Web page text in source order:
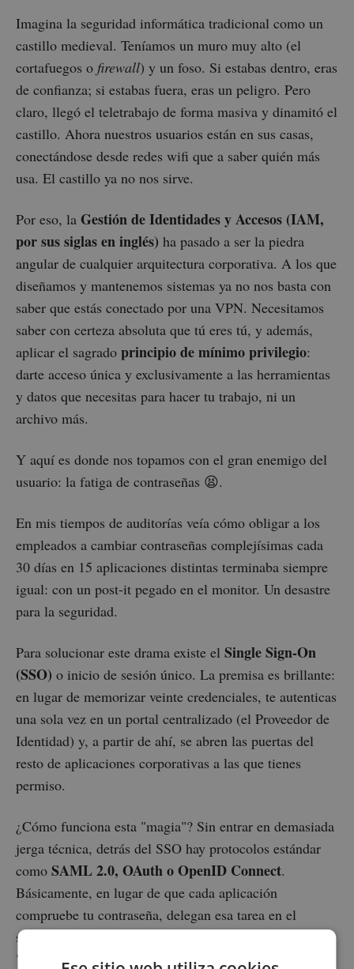
Imagina la seguridad informática tradicional como un
castillo medieval. Teníamos un muro muy alto (el
cortafuegos o firewall) y un foso. Si estabas dentro, eras
de confianza; si estabas fuera, eras un peligro. Pero
claro, llegó el teletrabajo de forma masiva y dinamitó el
castillo. Ahora nuestros usuarios están en sus casas,
conectándose desde redes wifi que a saber quién más
usa. El castillo ya no nos sirve.
Por eso, la Gestión de Identidades y Accesos (IAM,
por sus siglas en inglés) ha pasado a ser la piedra
angular de cualquier arquitectura corporativa. A los que
diseñamos y mantenemos sistemas ya no nos basta con
saber que estás conectado por una VPN. Necesitamos
saber con certeza absoluta que tú eres tú, y además,
aplicar el sagrado principio de mínimo privilegio:
darte acceso única y exclusivamente a las herramientas
y datos que necesitas para hacer tu trabajo, ni un
archivo más.
Y aquí es donde nos topamos con el gran enemigo del
usuario: la fatiga de contraseñas 😫.
En mis tiempos de auditorías veía cómo obligar a los
empleados a cambiar contraseñas complejísimas cada
30 días en 15 aplicaciones distintas terminaba siempre
igual: con un post-it pegado en el monitor. Un desastre
para la seguridad.
Para solucionar este drama existe el Single Sign-On
(SSO) o inicio de sesión único. La premisa es brillante:
en lugar de memorizar veinte credenciales, te autenticas
una sola vez en un portal centralizado (el Proveedor de
Identidad) y, a partir de ahí, se abren las puertas del
resto de aplicaciones corporativas a las que tienes
permiso.
¿Cómo funciona esta "magia"? Sin entrar en demasiada
jerga técnica, detrás del SSO hay protocolos estándar
como SAML 2.0, OAuth o OpenID Connect.
Básicamente, en lugar de que cada aplicación
compruebe tu contraseña, delegan esa tarea en el
sistema central. Si el sistema dice que eres tú, emite un
"token" (un salvoconducto digital) que las aplicaciones